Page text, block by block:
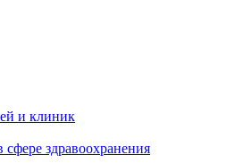
и клиник
здравоохранения